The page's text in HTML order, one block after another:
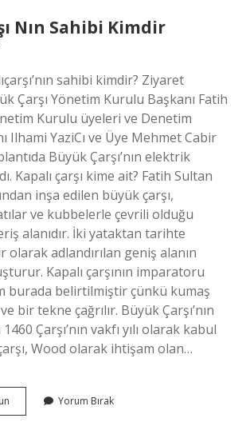
Nın Sahibi Kimdir
sahibi kimdir? Ziyaret
Çarşı Yönetim Kurulu Başkanı Fatih
Kurulu üyeleri ve Denetim
Ilhami YaziCı ve Üye Mehmet Cabir
Büyük Çarşı’nın elektrik
Kapalı çarşı kime ait? Fatih Sultan
inşa edilen büyük çarşı,
ve kubbelerle çevrili olduğu
alanıdır. İki yataktan tarihte
olarak adlandırılan geniş alanın
Kapalı çarşının imparatoru
burada belirtilmiştir çünkü kumaş
bir tekne çağrılır. Büyük Çarşı’nın
Çarşı’nın vakfı yılı olarak kabul
Wood olarak ihtişam olan…
Kapalıçarşı
Nın
Yorum Bırak